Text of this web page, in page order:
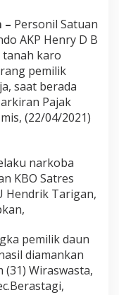
– Personil Satuan
AKP Henry D B
tanah karo
pemilik
saat berada
Pajak
(22/04/2021)
narkoba
KBO Satres
Hendrik Tarigan,
pemilik daun
diamankan
(31) Wiraswasta,